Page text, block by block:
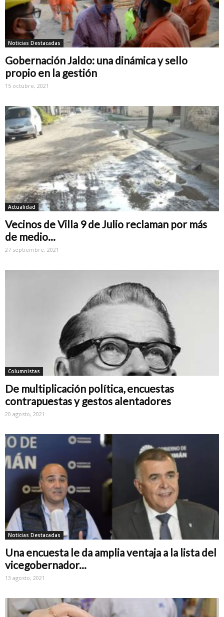
Noticias Destacadas
Gobernación Jaldo: una dinámica y sello
propio en la gestión
15 octubre, 2021
Actualidad
Vecinos de Villa 9 de Julio reclaman por más
de medio...
27 septiembre, 2021
Columnistas
De multiplicación política, encuestas
contrapuestas y gestos alentadores
20 agosto, 2021
Noticias Destacadas
Una encuesta le da amplia ventaja a la lista del
vicegobernador...
13 agosto, 2021